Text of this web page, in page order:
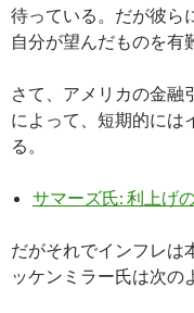
待っている。だが彼ら
自分が望んだものを有
さて、アメリカの金融
によって、短期的には
る。
サマーズ氏: 利上げ
だがそれでインフレは
ッケンミラー氏は次の